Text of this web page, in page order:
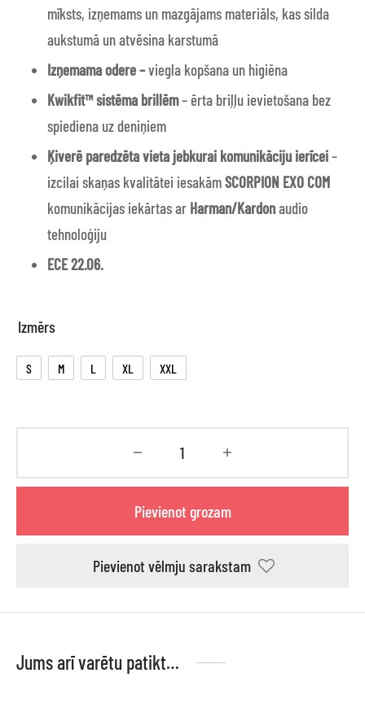
mīksts, izņemams un mazgājams materiāls, kas silda
aukstumā un atvēsina karstumā
Izņemama odere –viegla kopšana un higiēna
Kwikfit™ sistēma brillēm– ērta briļļu ievietošana bez
spiediena uz deniņiem
Ķiverē paredzēta vieta jebkurai komunikāciju ierīcei–
izcilai skaņas kvalitātei iesakāmSCORPION EXO COM
komunikācijas iekārtas ar Harman/Kardonaudio
tehnoloģiju
ECE 22.06.
Izmērs
S M L XL XXL
Pievienot grozam
Pievienot vēlmju sarakstam
Jums arī varētu patikt…